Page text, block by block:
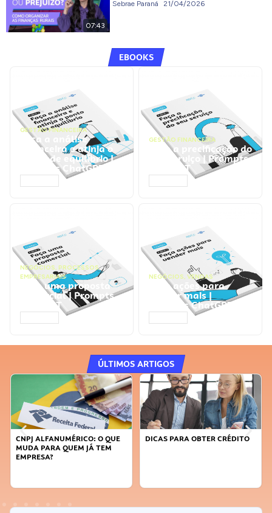
07:43
Sebrae Paraná 21/04/2026
EBOOKS
GESTÃO FINANCEIRA
Faça a análise
financeira e atinja o
ponto de equilíbrio |
Prompts ChatGPT
GESTÃO FINANCEIRA
Faça a precificação do
seu serviço | Prompts
ChatGPT
NEGÓCIOS, PROCESSOS
EMPRESARIAIS
Faça uma proposta
comercial | Prompts
ChatGPT
NEGÓCIOS, VENDAS
Faça ações para
vender mais |
Prompts ChatGPT
ÚLTIMOS ARTIGOS
CNPJ ALFANUMÉRICO: O QUE
MUDA PARA QUEM JÁ TEM
EMPRESA?
DICAS PARA OBTER CRÉDITO